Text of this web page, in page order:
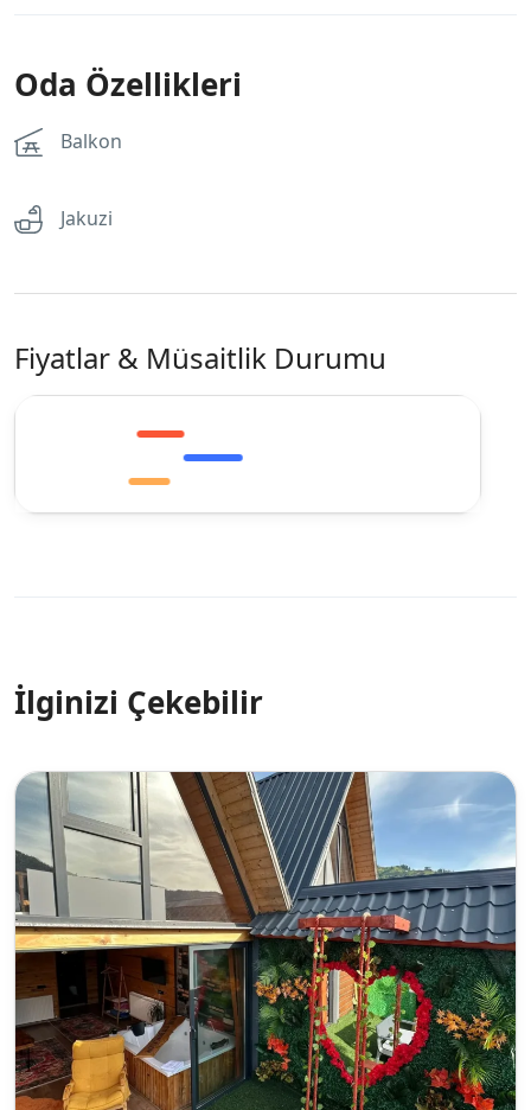
Oda Özellikleri
Balkon
Jakuzi
Fiyatlar & Müsaitlik Durumu
İlginizi Çekebilir